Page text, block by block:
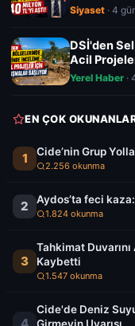
Siyaset · 4
DSİ'den
Acil
Yerel Haber ·
EN ÇOK
1 Cide’nin Grup
2.256 okunma
2 Aydos’ta feci
1.824 okunma
3
Tahkimat Duvarını
Kaybetti
1.547 okunma
Cide'de Deniz